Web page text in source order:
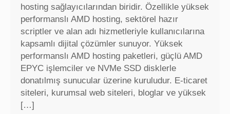
hosting sağlayıcılarından biridir. Özellikle yüksek
performanslı AMD hosting, sektörel hazır
scriptler ve alan adı hizmetleriyle kullanıcılarına
kapsamlı dijital çözümler sunuyor. Yüksek
performanslı AMD hosting paketleri, güçlü AMD
EPYC işlemciler ve NVMe SSD disklerle
donatılmış sunucular üzerine kuruludur. E-ticaret
siteleri, kurumsal web siteleri, bloglar ve yüksek
[…]